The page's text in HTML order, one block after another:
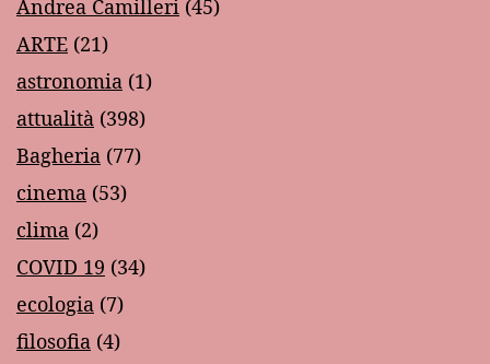
Andrea Camilleri (45)
ARTE (21)
astronomia (1)
attualità (398)
Bagheria (77)
cinema (53)
clima (2)
COVID 19 (34)
ecologia (7)
filosofia (4)